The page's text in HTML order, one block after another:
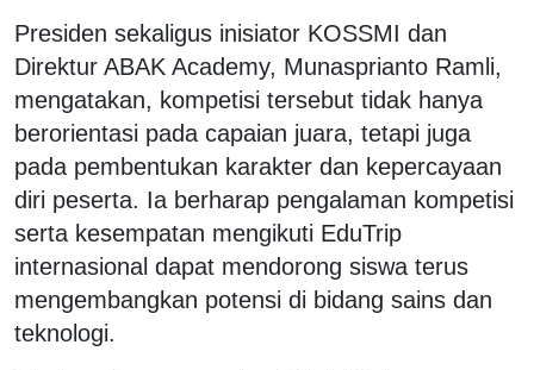
Presiden sekaligus inisiator KOSSMI dan
Direktur ABAK Academy, Munasprianto Ramli,
mengatakan, kompetisi tersebut tidak hanya
berorientasi pada capaian juara, tetapi juga
pada pembentukan karakter dan kepercayaan
diri peserta. Ia berharap pengalaman kompetisi
serta kesempatan mengikuti EduTrip
internasional dapat mendorong siswa terus
mengembangkan potensi di bidang sains dan
teknologi.